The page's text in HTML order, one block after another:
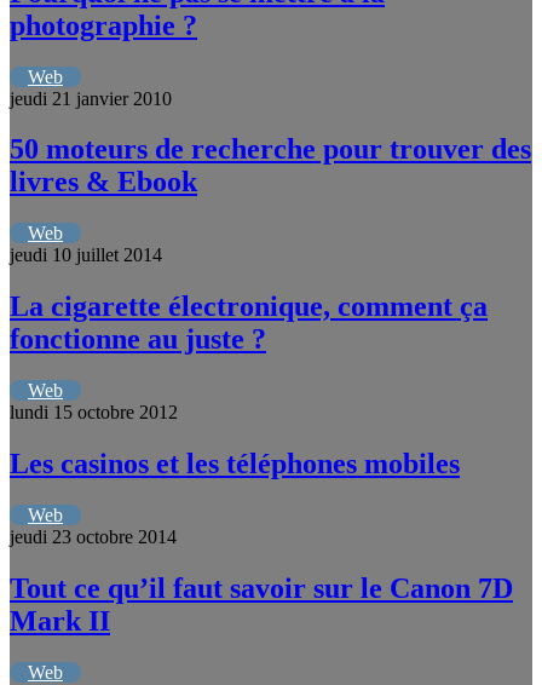
photographie ?
Web
jeudi 21 janvier 2010
50 moteurs de recherche pour trouver des
livres & Ebook
Web
jeudi 10 juillet 2014
La cigarette électronique, comment ça
fonctionne au juste ?
Web
lundi 15 octobre 2012
Les casinos et les téléphones mobiles
Web
jeudi 23 octobre 2014
Tout ce qu’il faut savoir sur le Canon 7D
Mark II
Web